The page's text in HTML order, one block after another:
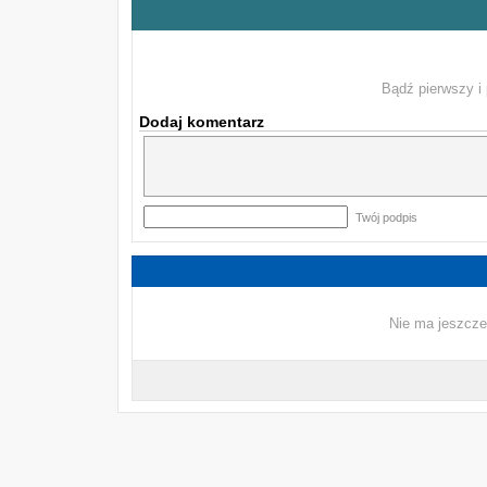
Bądź pierwszy i
Dodaj komentarz
Twój podpis
Nie ma